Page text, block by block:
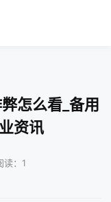
怎么看_备用
资讯
：1